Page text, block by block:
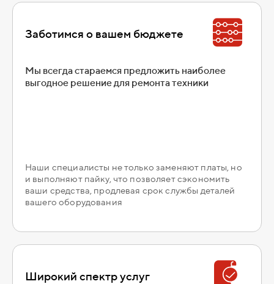
Заботимся о вашем бюджете
Мы всегда стараемся предложить наиболее
выгодное решение для ремонта техники
Наши специалисты не только заменяют платы, но
и выполняют пайку, что позволяет сэкономить
ваши средства, продлевая срок службы деталей
вашего оборудования
Широкий спектр услуг